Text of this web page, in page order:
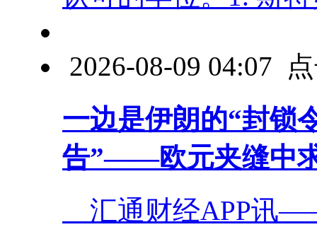
2026-08-09 04:07
一边是伊朗的“封锁
告”——欧元夹缝中
汇通财经APP讯